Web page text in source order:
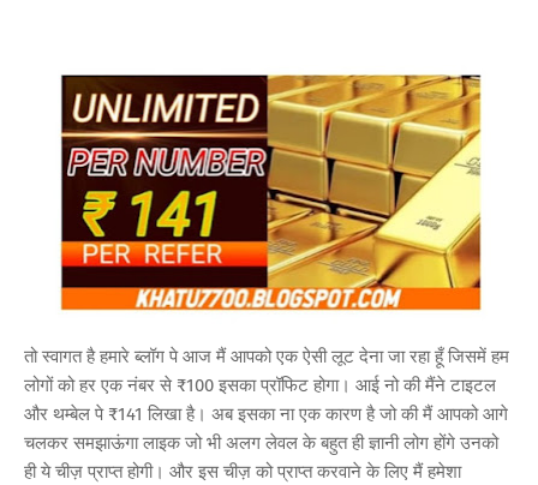
तो स्वागत है हमारे ब्लॉग पे आज मैं आपको एक ऐसी लूट देना जा रहा हूँ जिसमें हम
लोगों को हर एक नंबर से ₹100 इसका प्रॉफिट होगा। आई नो की मैंने टाइटल
और थम्बेल पे ₹141 लिखा है। अब इसका ना एक कारण है जो की मैं आपको आगे
चलकर समझाऊंगा लाइक जो भी अलग लेवल के बहुत ही ज्ञानी लोग होंगे उनको
ही ये चीज़ प्राप्त होगी। और इस चीज़ को प्राप्त करवाने के लिए मैं हमेशा